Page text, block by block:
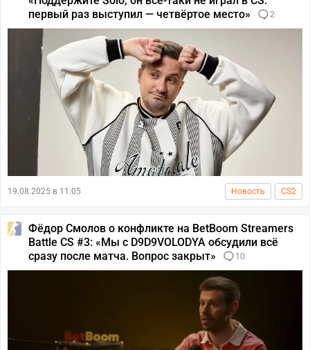
первый раз выступил — четвёртое место»
2
19.08.2025 в 11:05 Новость CS2
Фёдор Смолов о конфликте на BetBoom Streamers
Battle CS #3: «Мы с D9D9VOLODYA обсудили всё
сразу после матча. Вопрос закрыт»
10